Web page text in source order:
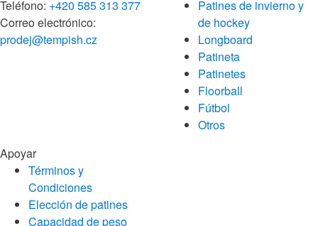
Teléfono: +420 585 313 377
Correo electrónico:
prodej@tempish.cz
Patines de invierno y
de hockey
Longboard
Patineta
Patinetes
Floorball
Fútbol
Otros
Apoyar
Términos y
Condiciones
Elección de patines
Capacidad de peso